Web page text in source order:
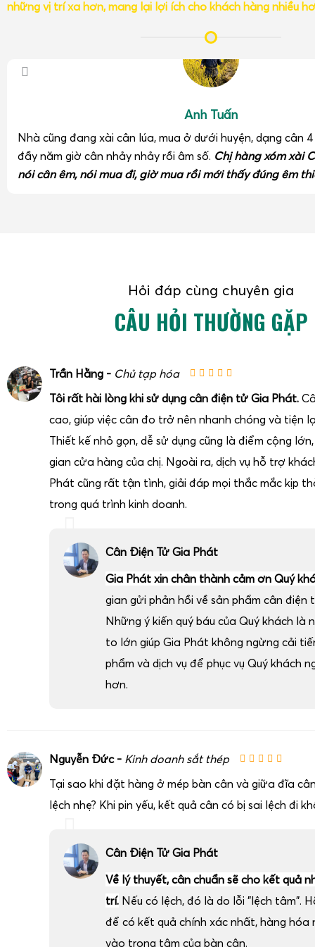
phẩm.
Nhờ sử dụng
cân đóng rổ sầu riêng xuất khẩu 100kg
soát chặt chẽ trọng lượng từng rổ, từng pallet, hạn chế
Trong kho lạnh bảo quản sầu riêng, độ ẩm cao, nhiệt
ngưng tụ là những yếu tố gây hư hỏng nhanh cho các
Cân điện tử chống nước IP68
Ưu điểm nổi bật:
Chuẩn chống nước IP68: cho phép cân chịu được
rửa trực tiếp bằng vòi nước trong một số điều kiện.
: chống gỉ, chống ăn mòn do hơi lạnh và
Màn hình chống đọng sương : hiển thị rõ ràng trong
Hoạt động ổn định trong dải nhiệt rộng : phù hợp
sầu riêng xuất khẩu.
thường.
Cân điện tử cân sầu riêng lồng sắt xuất khẩu 1 tấn 2
những vị trí xa hơn, mang lại lợi ích cho khách hàng nhiều
Anh Tuấn
Nhà cũng đang xài cân lúa, mua ở dưới huyện, dạng cân
đầy năm giờ cân nhảy nhảy rồi âm số. Chị hàng xóm xài
nói cân êm, nói mua đi, giờ mua rồi mới thấy đúng êm
Hỏi đáp cùng chuyên gia
CÂU HỎI THƯỜNG GẶP
Trần Hằng - Chủ tạp hóa
Tôi rất hài lòng khi sử dụng cân điện tử Gia Phát.
cao, giúp việc cân đo trở nên nhanh chóng và tiện
Thiết kế nhỏ gọn, dễ sử dụng cũng là điểm cộng
gian cửa hàng của chị. Ngoài ra, dịch vụ hỗ trợ
Phát cũng rất tận tình, giải đáp mọi thắc mắc kịp
trong quá trình kinh doanh.
Cân Điện Tử Gia Phát
Gia Phát xin chân thành cảm ơn Quý
gian gửi phản hồi về sản phẩm cân điện
Những ý kiến quý báu của Quý khách là
to lớn giúp Gia Phát không ngừng cải
phẩm và dịch vụ để phục vụ Quý khách
hơn.
Nguyễn Đức - Kinh doanh sắt thép
Tại sao khi đặt hàng ở mép bàn cân và giữa đĩa
lệch nhẹ? Khi pin yếu, kết quả cân có bị sai lệch đi
Cân Điện Tử Gia Phát
Về lý thuyết, cân chuẩn sẽ cho kết quả
trí. Nếu có lệch, đó là do lỗi "lệch tâm".
để có kết quả chính xác nhất, hàng
vào trọng tâm của bàn cân.